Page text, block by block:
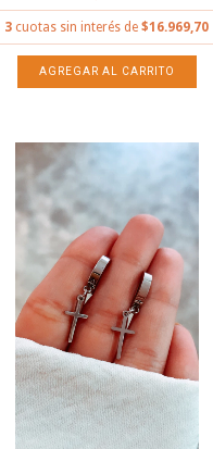
3 cuotas sin interés de$16.969,70